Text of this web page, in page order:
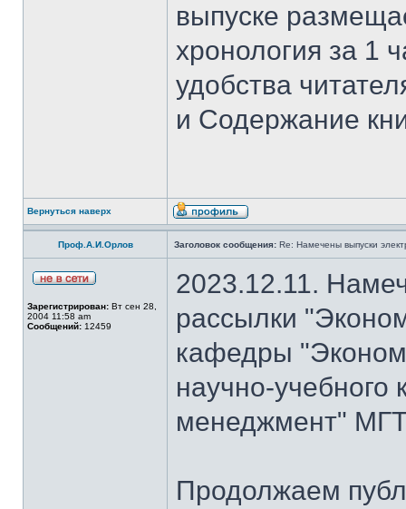
выпуске
хронология за 1
удобства
и Содержание
Вернуться наверх
Проф.А.И.Орлов Заголовок сообщения: Re: Намечены выпуски
Зарегистрирован: Вт сен 28,
2004 11:58 am
Сообщений: 12459
2023.12.11.
рассылки
кафедры
научно-
менеджмент"
Продолжаем